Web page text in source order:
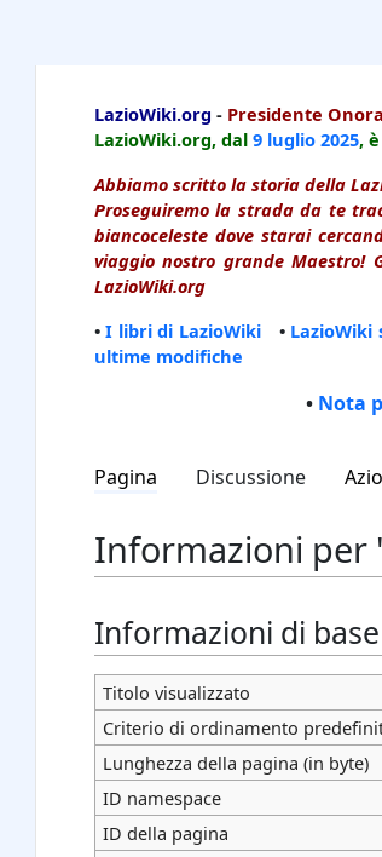
LazioWiki.org - Presidente
LazioWiki.org, dal 9 luglio 2025,
Abbiamo scritto la storia della
Proseguiremo la strada da te
biancoceleste dove starai
viaggio nostro grande Maestro!
LazioWiki.org
•I libri di LazioWiki• LazioWiki
ultime modifiche
• Nota
Pagina Discussione
Informazioni per
Informazioni di base
Titolo visualizzato
Criterio di ordinamento
Lunghezza della pagina (in byte)
ID namespace
ID della pagina